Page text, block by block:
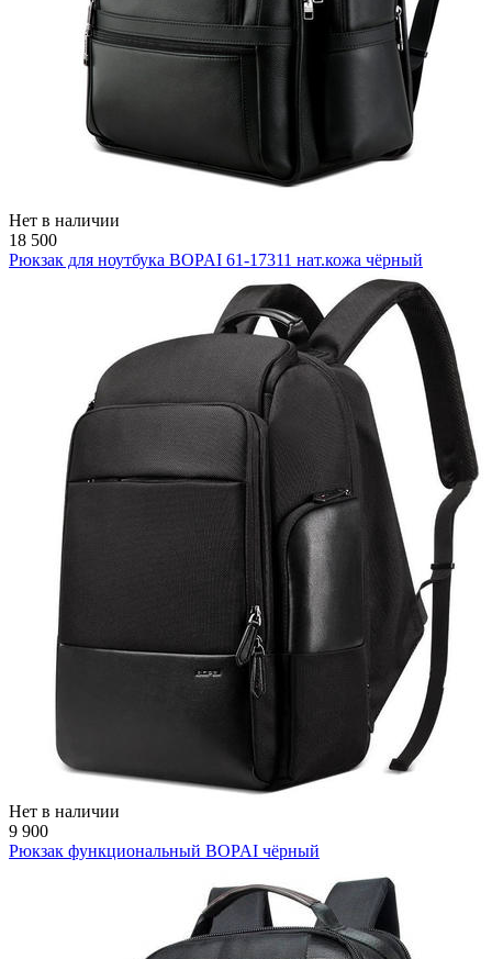
Нет в наличии
18 500
Рюкзак для ноутбука BOPAI 61-17311 нат.кожа чёрный
Нет в наличии
9 900
Рюкзак функциональный BOPAI чёрный